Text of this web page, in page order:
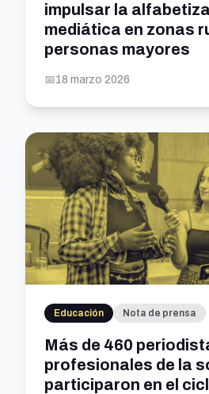
impulsar la
mediática en zonas
personas mayores
📅18 marzo 2026
Educación Nota de prensa
Más de 460
profesionales de la
participaron en el